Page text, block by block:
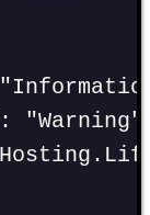
"
: "Warning"